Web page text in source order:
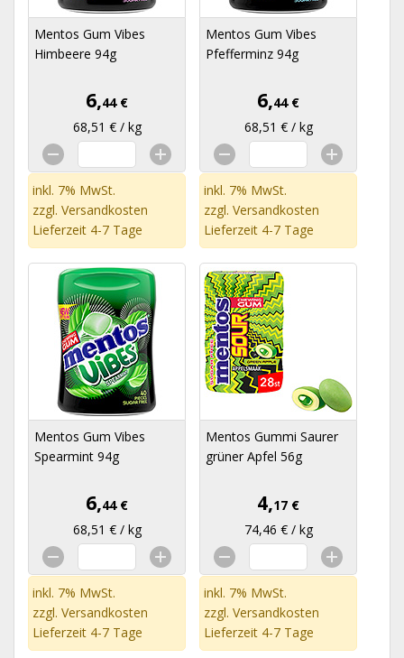
Mentos Gum Vibes
Himbeere 94g
6,44 €
68,51 € / kg
inkl. 7% MwSt.
zzgl. Versandkosten
Lieferzeit 4-7 Tage
Mentos Gum Vibes
Pfefferminz 94g
6,44 €
68,51 € / kg
inkl. 7% MwSt.
zzgl. Versandkosten
Lieferzeit 4-7 Tage
Mentos Gum Vibes
Spearmint 94g
6,44 €
68,51 € / kg
inkl. 7% MwSt.
zzgl. Versandkosten
Lieferzeit 4-7 Tage
Mentos Gummi Saurer
grüner Apfel 56g
4,17 €
74,46 € / kg
inkl. 7% MwSt.
zzgl. Versandkosten
Lieferzeit 4-7 Tage